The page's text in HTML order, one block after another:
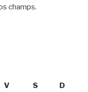
champs.
V S D